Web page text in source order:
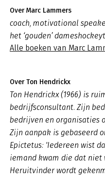
Over Marc Lammers
coach, motivational
het ‘gouden’
Alle boeken van Marc
Over Ton Hendrickx
Ton Hendrickx (1966) is
bedrijfsconsultant. Zijn
bedrijven en organisaties
Zijn aanpak is gebaseerd
Epictetus: 'Iedereen wist
iemand kwam die dat niet
Heruitvinder wordt